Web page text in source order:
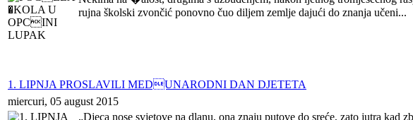
rujna školski zvončić ponovno čuo diljem zemlje dajući do znanja učeni...
1. LIPNJA PROSLAVILI MEDUNARODNI DAN DJETETA
miercuri, 05 august 2015
„Djeca nose svjetove na dlanu, ona znaju putove do sreće, zato jutra kad